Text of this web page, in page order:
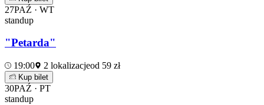
27PAŹ · WT
standup
"Petarda"
19:00 2 lokalizacjeod 59 zł
Kup bilet
30PAŹ · PT
standup